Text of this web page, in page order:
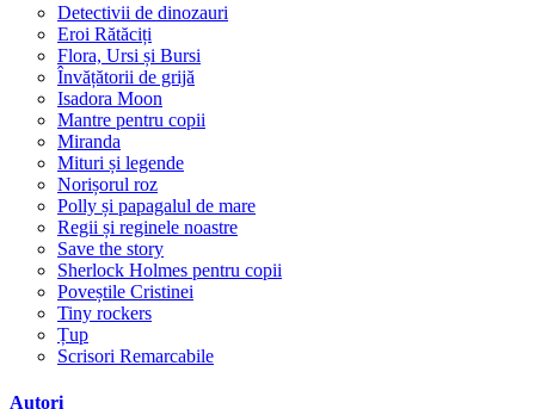
Detectivii de dinozauri
Eroi Rătăciți
Flora, Ursi și Bursi
Învățătorii de grijă
Isadora Moon
Mantre pentru copii
Miranda
Mituri și legende
Norișorul roz
Polly și papagalul de mare
Regii și reginele noastre
Save the story
Sherlock Holmes pentru copii
Poveștile Cristinei
Tiny rockers
Țup
Scrisori Remarcabile
Autori